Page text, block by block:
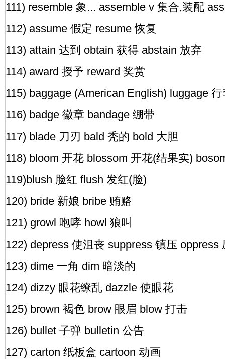
111) resemble 象... assemble v 集合,装配
112) assume 假定 resume 恢复
113) attain 达到 obtain 获得 abstain 放弃
114) award 授予 reward 奖赏
115) baggage (American English) luggage 行
116) badge 徽章 bandage 绷带
117) blade 刀刃 bald 秃的 bold 大胆
118) bloom 开花 blossom 开花(结果实)
119)blush 脸红 flush 发红(脸)
120) bride 新娘 bribe 贿赂
121) growl 咆哮 howl 狼叫
122) depress 使沮丧 suppress 镇压 oppress
123) dime 一角 dim 暗淡的
124) dizzy 眼花缭乱 dazzle 使眼花
125) brown 褐色 brow 眼眉 blow 打击
126) bullet 子弹 bulletin 公告
127) carton 纸板盒 cartoon 动画